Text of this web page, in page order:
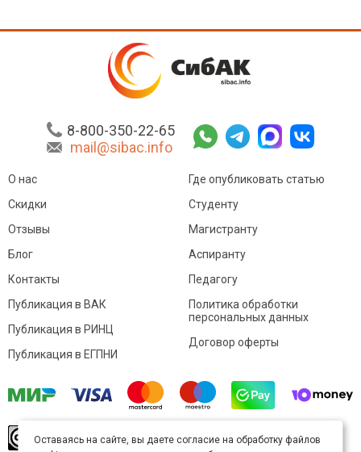
8-800-350-22-65
mail@sibac.info
О нас
Скидки
Отзывы
Блог
Контакты
Где опубликовать статью
Студенту
Магистранту
Аспиранту
Педагогу
Публикация в ВАК
Публикация в РИНЦ
Публикация в ЕГПНИ
Политика обработки
персональных данных
Договор оферты
произведение доступно полицензии Creative
Оставаясь на сайте, вы даете согласие на обработку файлов